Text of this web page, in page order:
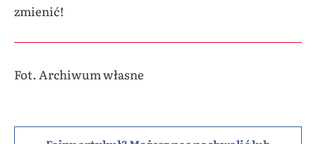
zmienić!
Fot. Archiwum własne